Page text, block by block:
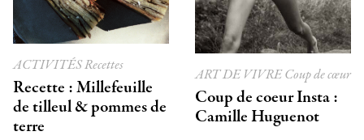
ACTIVITÉSRecettes
Recette : Millefeuille
de tilleul & pommes de
terre
ART DE VIVRECoup de cœur
Coup de coeur Insta :
Camille Huguenot